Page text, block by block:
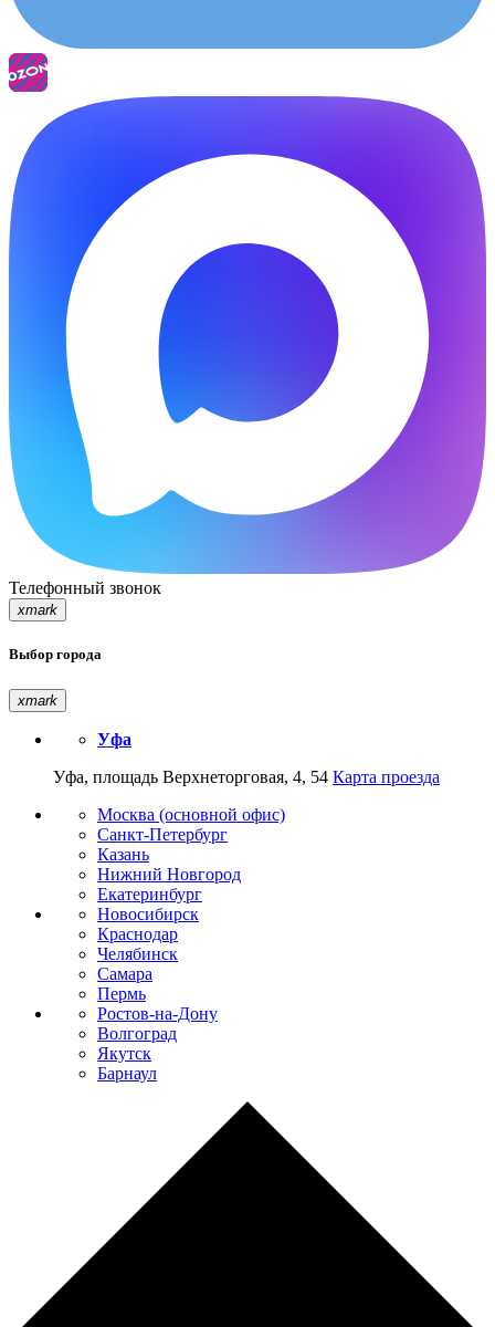
Телефонный звонок
xmark
Выбор города
xmark
Уфа
Уфа, площадь Верхнеторговая, 4, 54 Карта проезда
Москва (основной офис)
Санкт-Петербург
Казань
Нижний Новгород
Екатеринбург
Новосибирск
Краснодар
Челябинск
Самара
Пермь
Ростов-на-Дону
Волгоград
Якутск
Барнаул